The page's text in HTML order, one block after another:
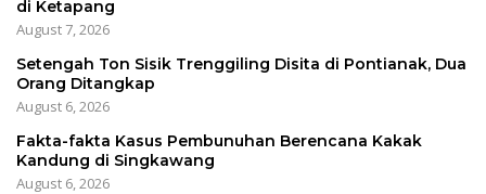
di Ketapang
August 7, 2026
Setengah Ton Sisik Trenggiling Disita di Pontianak, Dua
Orang Ditangkap
August 6, 2026
Fakta-fakta Kasus Pembunuhan Berencana Kakak
Kandung di Singkawang
August 6, 2026